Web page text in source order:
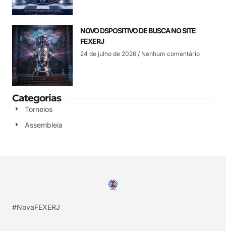
NOVO DSPOSITIVO DE BUSCA NO SITE
FEXERJ
24 de julho de 2026 Nenhum comentário
Categorias
Torneios
Assembleia
#NovaFEXERJ